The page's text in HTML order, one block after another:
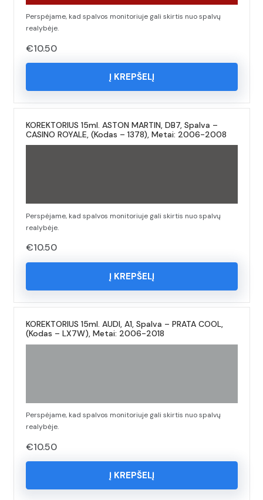
Perspėjame, kad spalvos monitoriuje gali skirtis nuo spalvų
realybėje.
€10.50
Į KREPŠELĮ
KOREKTORIUS 15ml. ASTON MARTIN, DB7, Spalva –
CASINO ROYALE, (Kodas – 1378), Metai: 2006-2008
Perspėjame, kad spalvos monitoriuje gali skirtis nuo spalvų
realybėje.
€10.50
Į KREPŠELĮ
KOREKTORIUS 15ml. AUDI, A1, Spalva – PRATA COOL,
(Kodas – LX7W), Metai: 2006-2018
Perspėjame, kad spalvos monitoriuje gali skirtis nuo spalvų
realybėje.
€10.50
Į KREPŠELĮ